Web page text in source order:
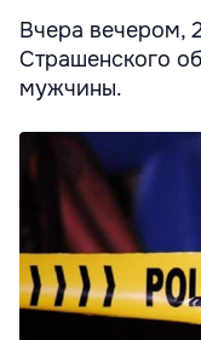
Вчера вечером,
Страшенского
мужчины.